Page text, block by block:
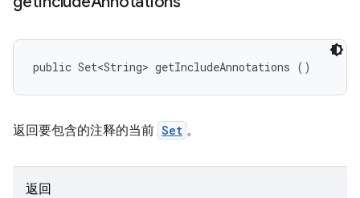
public Set<String> getIncludeAnnotations ()
返回要包含的注释的当前 Set 。
返回